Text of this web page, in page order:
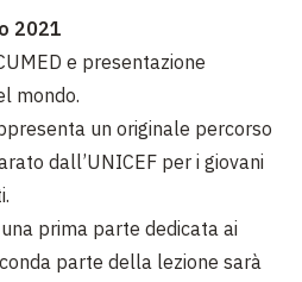
2021
e presentazione
mondo.
un originale percorso
dall’UNICEF per i giovani
prima parte dedicata ai
parte della lezione sarà